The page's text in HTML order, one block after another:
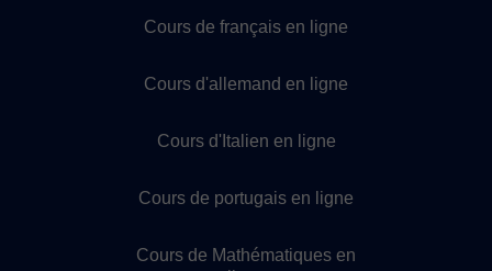
Cours de français en ligne
Cours d'allemand en ligne
Cours d'Italien en ligne
Cours de portugais en ligne
Cours de Mathématiques en